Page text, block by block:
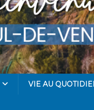
VIE AU